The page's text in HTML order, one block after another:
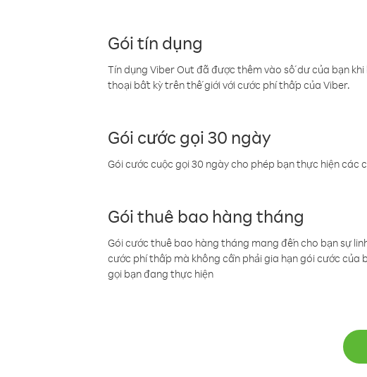
Gói tín dụng
Tín dụng Viber Out đã được thêm vào số dư của bạn
thoại bất kỳ trên thế giới với cước phí thấp của Viber.
Gói cước gọi 30 ngày
Gói cước cuộc gọi 30 ngày cho phép bạn thực hiện
Gói thuê bao hàng tháng
Gói cước thuê bao hàng tháng mang đến cho bạn sự
cước phí thấp mà không cần phải gia hạn gói cước
gọi bạn đang thực hiện